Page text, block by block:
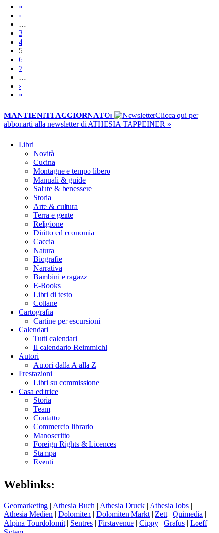
Pagine
«
‹
…
3
4
5
6
7
…
›
»
MANTIENITI AGGIORNATO:
​Clicca qui per
abbonarti alla newsletter di ATHESIA TAPPEINER »
Libri
Novità
Cucina
Montagne e tempo libero
Manuali & guide
Salute & benessere
Storia
Arte & cultura
Terra e gente
Religione
Diritto ed economia
Caccia
Natura
Biografie
Narrativa
Bambini e ragazzi
E-Books
Libri di testo
Collane
Cartografia
Cartine per escursioni
Calendari
Tutti calendari
Il calendario Reimmichl
Autori
Autori dalla A alla Z
Prestazioni
Libri su commissione
Casa editrice
Storia
Team
Contatto
Commercio librario
Manoscritto
Foreign Rights & Licences
Stampa
Eventi
Weblinks:
Geomarketing | Athesia Buch | Athesia Druck | Athesia Jobs |
Athesia Medien | Dolomiten | Dolomiten Markt | Zett | Quimedia |
Alpina Tourdolomit | Sentres | Firstavenue | Cippy | Grafus | Loeff